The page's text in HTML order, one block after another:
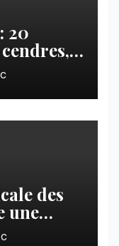
20
abri
des
une